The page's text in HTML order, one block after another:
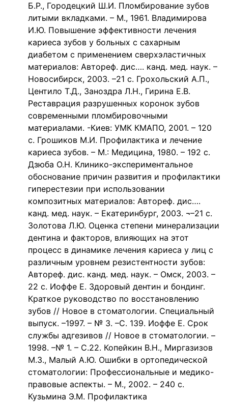
Б.Р., Городецкий Ш.И. Пломбирование зубов
литыми вкладками. – М., 1961. Владимирова
И.Ю. Повышение эффективности лечения
кариеса зубов у больных с сахарным
диабетом с применением сверхэластичных
материалов: Автореф. дис…. канд. мед. наук. –
Новосибирск, 2003. –21 с. Грохольский А.П.,
Центило Т.Д., Заноздра Л.Н., Гирина Е.В.
Реставрация разрушенных коронок зубов
современными пломбировочными
материалами. -Киев: УМК КМАПО, 2001. – 120
с. Грошиков М.И. Профилактика и лечение
кариеса зубов. – М.: Медицина, 1980. – 192 с.
Дзюба О.Н. Клинико-экспериментальное
обоснование причин развития и профилактики
гиперестезии при использовании
композитных материалов: Автореф. дис….
канд. мед. наук. – Екатеринбург, 2003. ¬–21 с.
Золотова Л.Ю. Оценка степени минерализации
дентина и факторов, влияющих на этот
процесс в динамике лечения кариеса у лиц с
различным уровнем резистентности зубов:
Автореф. дис. канд. мед. наук. – Омск, 2003. –
22 с. Иоффе Е. Здоровый дентин и бондинг.
Краткое руководство по восстановлению
зубов // Новое в стоматологии. Специальный
выпуск. –1997. – № 3. –С. 139. Иоффе Е. Срок
службы адгезивов // Новое в стоматологии. –
1998. –№ 1. – С.22. Копейкин В.Н., Миргазизов
М.З., Малый А.Ю. Ошибки в ортопедической
стоматологии: Профессиональные и медико-
правовые аспекты. – М., 2002. – 240 с.
Кузьмина Э.М. Профилактика